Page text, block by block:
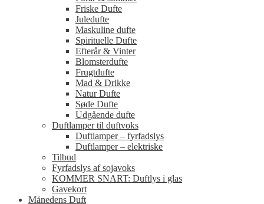
Friske Dufte
Juledufte
Maskuline dufte
Spirituelle Dufte
Efterår & Vinter
Blomsterdufte
Frugtdufte
Mad & Drikke
Natur Dufte
Søde Dufte
Udgående dufte
Duftlamper til duftvoks
Duftlamper – fyrfadslys
Duftlamper – elektriske
Tilbud
Fyrfadslys af sojavoks
KOMMER SNART: Duftlys i glas
Gavekort
Månedens Duft